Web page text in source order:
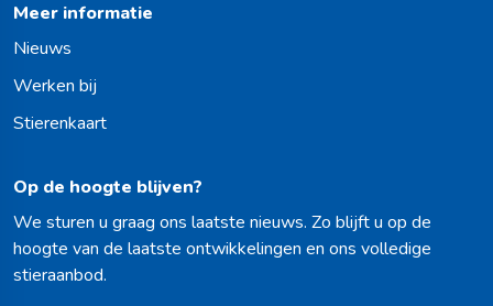
Meer informatie
Nieuws
Werken bij
Stierenkaart
Op de hoogte blijven?
We sturen u graag ons laatste nieuws. Zo blijft u op de
hoogte van de laatste ontwikkelingen en ons volledige
stieraanbod.